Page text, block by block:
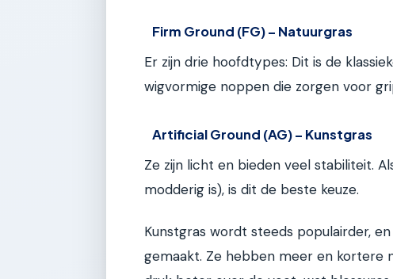
Firm Ground (FG) – Natuurgras
Er zijn drie hoofdtypes: Dit is de
wigvormige noppen die zorgen voor
Artificial Ground (AG) – Kunstgras
Ze zijn licht en bieden veel stabiliteit.
modderig is), is dit de beste keuze.
Kunstgras wordt steeds populairder,
gemaakt. Ze hebben meer en kortere